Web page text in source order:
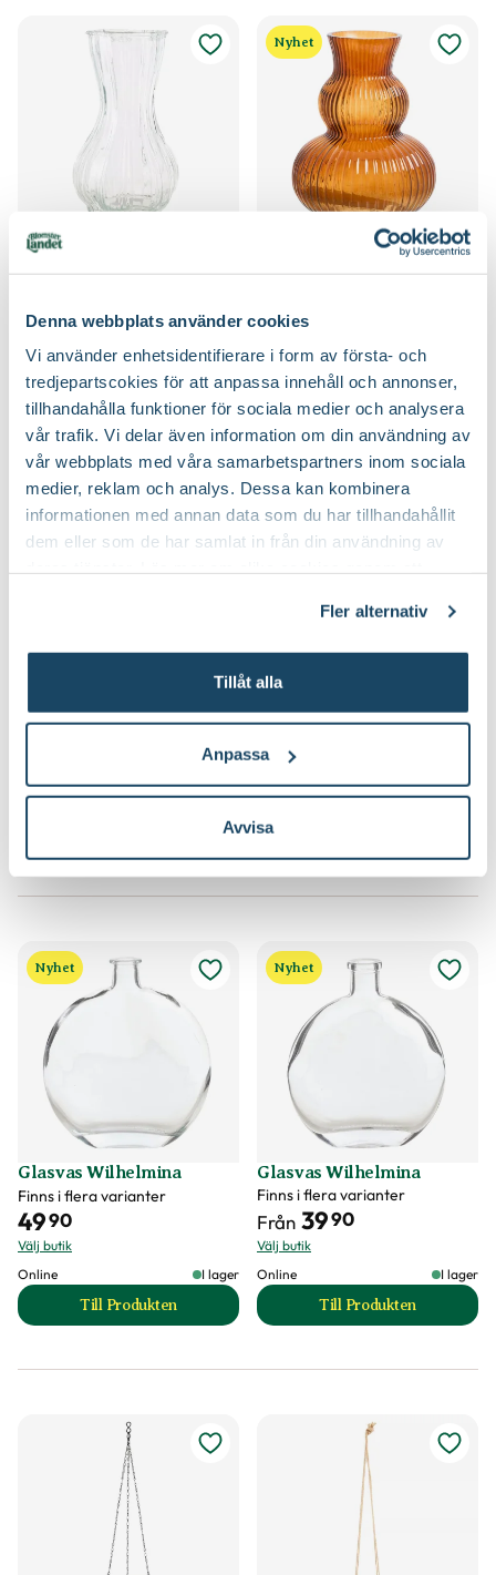
Denna webbplats använder cookies
Vi använder enhetsidentifierare i form av första- och
tredjepartscokies för att anpassa innehåll och annonser,
tillhandahålla funktioner för sociala medier och analysera
vår trafik. Vi delar även information om din användning av
vår webbplats med våra samarbetspartners inom sociala
medier, reklam och analys. Dessa kan kombinera
informationen med annan data som du har tillhandahållit
dem eller som de har samlat in från din användning av
Fler alternativ
Tillåt alla
Anpassa
Avvisa
Glasvas Miva
7990
Online
I lager
Till Produkten
Nyhet
Glasvas Naomi
249:-
Online
Till Produkten
Finns i flera varianter
Online
I lager
279
Online
I lager
Nyhet
Glasvas Wilhelmina
Finns i flera varianter
4990
Välj butik
Online
I lager
Till Produkten
till Glasvas Wilhelmina produktsida
Nyhet
Glasvas Wilhelmina
Finns i flera varianter
Från 3990
Välj butik
Online
I lager
Till Produkten
till Glasvas